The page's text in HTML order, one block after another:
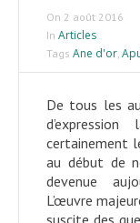
On 2 août 2016
In Articles
Tags Ane d'or
De tous les
certainement
au début de
devenue
L’œuvre
suscite des